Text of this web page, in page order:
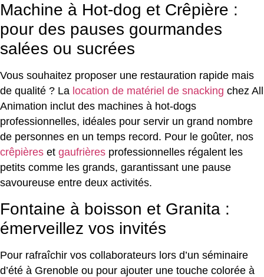
Machine à Hot-dog et Crêpière :
pour des pauses gourmandes
salées ou sucrées
Vous souhaitez proposer une restauration rapide mais
de qualité ? La location de matériel de snacking chez All
Animation inclut des machines à hot-dogs
professionnelles, idéales pour servir un grand nombre
de personnes en un temps record. Pour le goûter, nos
crêpières et gaufrières professionnelles régalent les
petits comme les grands, garantissant une pause
savoureuse entre deux activités.
Fontaine à boisson et Granita :
émerveillez vos invités
Pour rafraîchir vos collaborateurs lors d’un séminaire
d’été à Grenoble ou pour ajouter une touche colorée à